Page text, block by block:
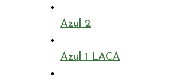
Azul 2
Azul 1 LACA